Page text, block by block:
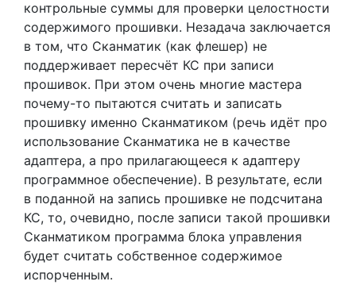
контрольные суммы для проверки целостности
содержимого прошивки. Незадача заключается
в том, что Сканматик (как флешер) не
поддерживает пересчёт КС при записи
прошивок. При этом очень многие мастера
почему-то пытаются считать и записать
прошивку именно Сканматиком (речь идёт про
использование Сканматика не в качестве
адаптера, а про прилагающееся к адаптеру
программное обеспечение). В результате, если
в поданной на запись прошивке не подсчитана
КС, то, очевидно, после записи такой прошивки
Сканматиком программа блока управления
будет считать собственное содержимое
испорченным.